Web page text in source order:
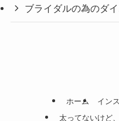
ブライダルの為のダイ
ホーム イン
太ってないけど